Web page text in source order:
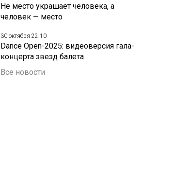
Не место украшает человека, а
человек — место
30 октября 22:10
Dance Open-2025: видеоверсия гала-
концерта звезд балета
Все новости